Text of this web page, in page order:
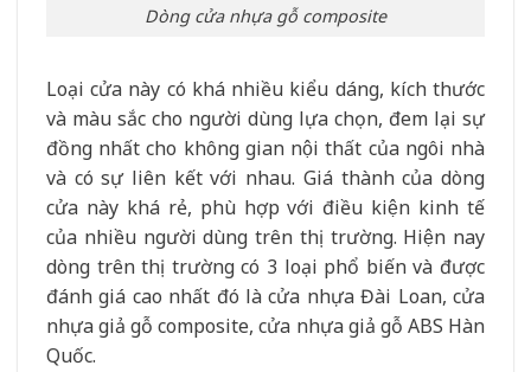
Dòng cửa nhựa gỗ composite
Loại cửa này có khá nhiều kiểu dáng, kích thước
và màu sắc cho người dùng lựa chọn, đem lại sự
đồng nhất cho không gian nội thất của ngôi nhà
và có sự liên kết với nhau. Giá thành của dòng
cửa này khá rẻ, phù hợp với điều kiện kinh tế
của nhiều người dùng trên thị trường. Hiện nay
dòng trên thị trường có 3 loại phổ biến và được
đánh giá cao nhất đó là cửa nhựa Đài Loan, cửa
nhựa giả gỗ composite, cửa nhựa giả gỗ ABS Hàn
Quốc.